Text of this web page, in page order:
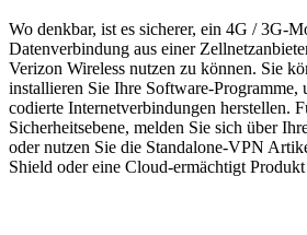
Wo denkbar, ist es sicherer, ein 4G / 3G-
Datenverbindung aus einer
Verizon Wireless nutzen zu können. Sie
installieren Sie Ihre Software-Programme,
codierte Internetverbindungen herstellen.
Sicherheitsebene, melden Sie sich über
oder nutzen Sie die Standalone-VPN
Shield oder eine Cloud-ermächtigt